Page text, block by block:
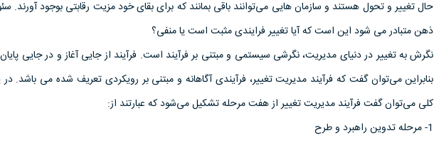
حال تغییر و تحول هستند و سازمان هایی می‌توانند باقی بمانند که برای بقای خود مزیت رقابتی بوجود آورند.
ذهن متبادر می شود این است که آیا تغییر فرایندی مثبت است یا منفی؟
نگرش به تغییر در دنیای مدیریت، نگرشی سیستمی و مبتنی بر فرآیند است. فرآیند از جایی آغاز و در جایی
بنابراین می‌توان گفت که فرآیند مدیریت تغییر، فرآیندی آگاهانه و مبتنی بر رویکردی تعریف شده می باشد.
کلی می‌توان گفت فرآیند مدیریت تغییر از هفت مرحله تشکیل می‌شود که عبارتند از:
1- مرحله تدوین راهبرد و طرح